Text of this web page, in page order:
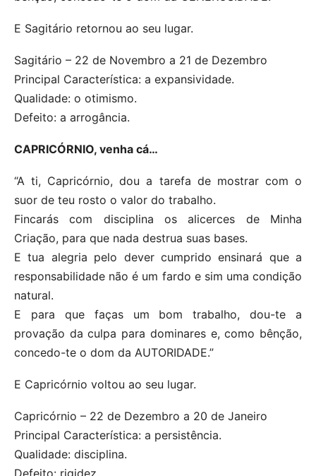
E Sagitário retornou ao seu lugar.
Sagitário – 22 de Novembro a 21 de Dezembro
Principal Característica: a expansividade.
Qualidade: o otimismo.
Defeito: a arrogância.
CAPRICÓRNIO, venha cá…
“A ti, Capricórnio, dou a tarefa de mostrar com o
suor de teu rosto o valor do trabalho.
Fincarás com disciplina os alicerces de Minha
Criação, para que nada destrua suas bases.
E tua alegria pelo dever cumprido ensinará que a
responsabilidade não é um fardo e sim uma condição
natural.
E para que faças um bom trabalho, dou-te a
provação da culpa para dominares e, como bênção,
concedo-te o dom da AUTORIDADE.”
E Capricórnio voltou ao seu lugar.
Capricórnio – 22 de Dezembro a 20 de Janeiro
Principal Característica: a persistência.
Qualidade: disciplina.